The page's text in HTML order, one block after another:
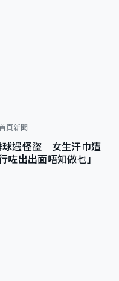
首頁新聞
球遇怪盜 女生汗巾遭
出出面唔知做乜」